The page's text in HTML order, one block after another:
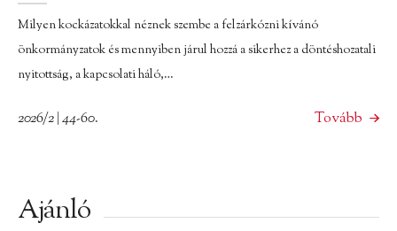
Milyen kockázatokkal néznek szembe a felzárkózni kívánó
önkormányzatok és mennyiben járul hozzá a sikerhez a döntéshozatali
nyitottság, a kapcsolati háló,…
2026/2 | 44-60. Tovább
Ajánló